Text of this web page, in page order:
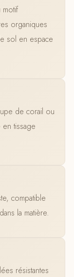
motif
organiques
sol en espace
de corail ou
tissage
compatible
la matière.
résistantes